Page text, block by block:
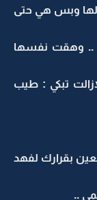
لها وبس هي حتى
.. وهقت نفسها
تبكي : طيب
بقرارك لفهد
..